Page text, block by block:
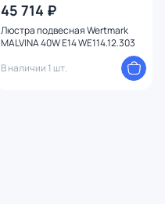
45 714 ₽
Люстра подвесная Wertmark
MALVINA 40W E14 WE114.12.303
В наличии 1 шт.